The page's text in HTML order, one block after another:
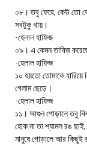
০৮। তবু ফেরে, কেউ তো
সবটুকু খায়।
-হেলাল হাফিজ
০৯। এ কেমন তাবিজ
-হেলাল হাফিজ
১০ হয়তো তোমাকে হারিয়ে
গেলাম ছেড়ে।
-হেলাল হাফিজ
১১। আগুন পোড়ালে তবু
হোক না তা শ্যামল রঙ ছাই,
মানুষে পোড়ালে আর কিছুই